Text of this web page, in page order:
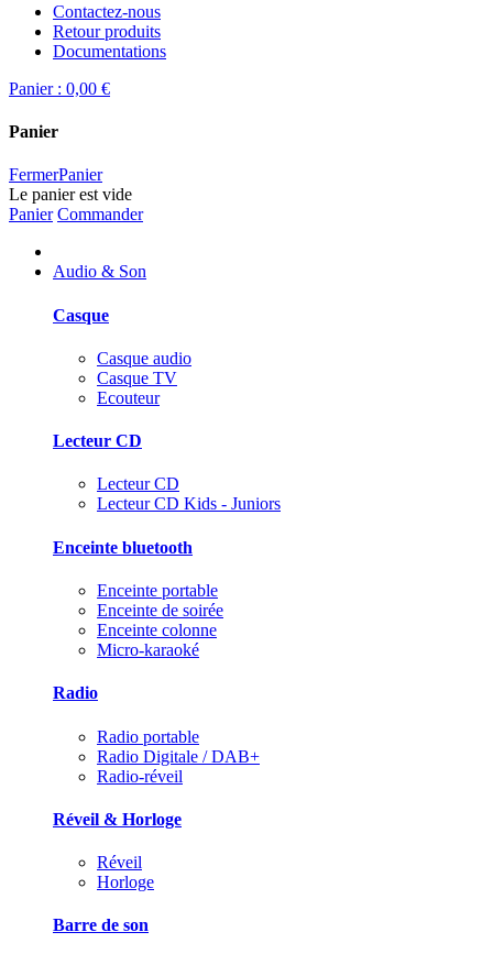
Contactez-nous
Retour produits
Documentations
Panier : 0,00 €
Panier
FermerPanier
Le panier est vide
Panier Commander
Audio & Son
Casque
Casque audio
Casque TV
Ecouteur
Lecteur CD
Lecteur CD
Lecteur CD Kids - Juniors
Enceinte bluetooth
Enceinte portable
Enceinte de soirée
Enceinte colonne
Micro-karaoké
Radio
Radio portable
Radio Digitale / DAB+
Radio-réveil
Réveil & Horloge
Réveil
Horloge
Barre de son